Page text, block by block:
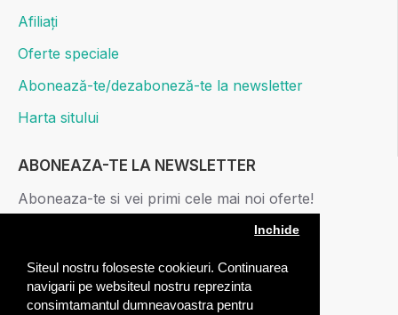
Siteul nostru foloseste cookieuri. Continuarea
navigarii pe websiteul nostru reprezinta
consimtamantul dumneavoastra pentru
Inchide
Afiliați
Oferte speciale
Abonează-te/dezaboneză-te la newsletter
Harta sitului
ABONEAZA-TE LA NEWSLETTER
Aboneaza-te si vei primi cele mai noi oferte!
ABONARE
Am citit şi sunt de acord cu Politica de confidentialitate